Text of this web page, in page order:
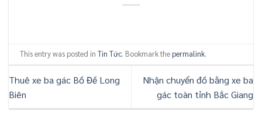
This entry was posted inTin Tức. Bookmark thepermalink.
Thuê xe ba gác Bồ Đề Long
Biên
Nhận chuyển đồ bằng xe ba
gác toàn tỉnh Bắc Giang